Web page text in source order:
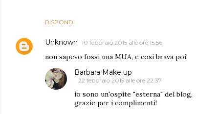
RISPONDI
Unknown 10 febbraio 2015 alle ore 15:56
non sapevo fossi una MUA, e così brava poi!
Barbara Make up
22 febbraio 2015 alle ore 22:37
io sono un'ospite "esterna" del blog,
grazie per i complimenti!